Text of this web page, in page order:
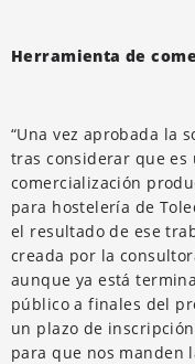
Herramienta de
“Una vez aprobada la
tras considerar que
comercialización
para hostelería de
el resultado de ese
creada por la
aunque ya está
público a finales del
un plazo de
para que nos manden